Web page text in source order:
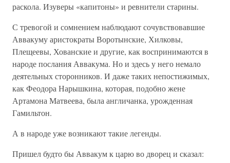
раскола. Изуверы «капитоны» и ревнители старины.
С тревогой и сомнением наблюдают сочувствовавшие
Аввакуму аристократы Воротынские, Хилковы,
Плещеевы, Хованские и другие, как воспринимаются в
народе послания Аввакума. Но и здесь у него немало
деятельных сторонников. И даже таких непостижимых,
как Феодора Нарышкина, которая, подобно жене
Артамона Матвеева, была англичанка, урожденная
Гамильтон.
А в народе уже возникают такие легенды.
Пришел будто бы Аввакум к царю во дворец и сказал: